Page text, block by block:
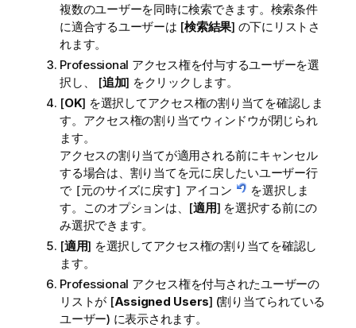
複数のユーザーを同時に検索できます。検索条件
に適合するユーザーは [検索結果] の下にリストさ
れます。
Professional アクセス権を付与するユーザーを選
択し、 [追加] をクリックします。
[OK] を選択してアクセス権の割り当てを確認しま
す。アクセス権の割り当てウィンドウが閉じられ
ます。
アクセスの割り当てが適用される前にキャンセル
する場合は、割り当てを元に戻したいユーザー行
で [元のサイズに戻す] アイコン
を選択しま
す。このオプションは、[適用] を選択する前にの
み選択できます。
[適用] を選択してアクセス権の割り当てを確認し
ます。
Professional アクセス権を付与されたユーザーの
リストが [Assigned Users] (割り当てられている
ユーザー) に表示されます。